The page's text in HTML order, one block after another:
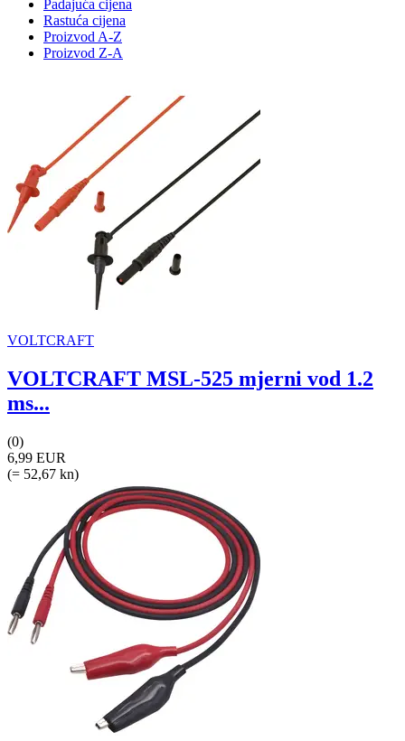
Padajuća cijena
Rastuća cijena
Proizvod A-Z
Proizvod Z-A
VOLTCRAFT
VOLTCRAFT MSL-525 mjerni vod 1.2
ms...
(0)
6,99 EUR
(= 52,67 kn)